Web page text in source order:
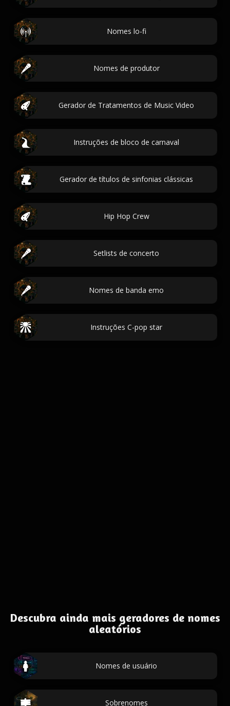
Nomes lo-fi
Nomes de produtor
Gerador de Tratamentos de Music Video
Instruções de bloco de carnaval
Gerador de títulos de sinfonias clássicas
Hip Hop Crew
Setlists de concerto
Nomes de banda emo
Instruções C-pop star
Descubra ainda mais geradores de nomes
aleatórios
Nomes de usuário
Sobrenomes